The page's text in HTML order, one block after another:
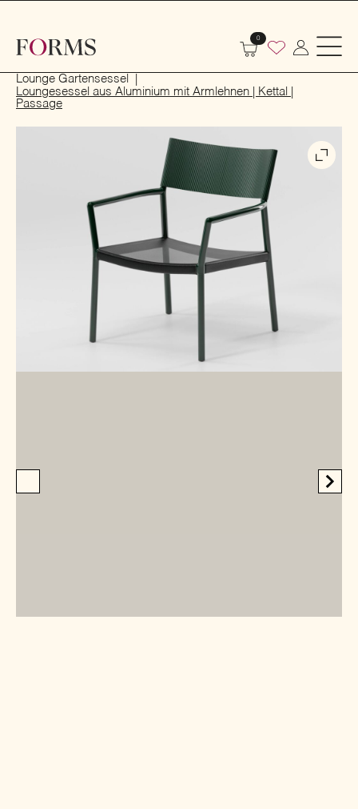
0
Lounge Gartensessel
Loungesessel aus Aluminium mit Armlehnen | Kettal |
Passage